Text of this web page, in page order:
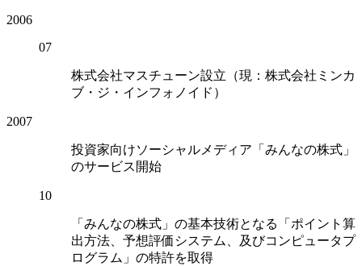
2006
07
株式会社マスチューン設立（現：株式会社ミンカ
ブ・ジ・インフォノイド）
2007
投資家向けソーシャルメディア「みんなの株式」
のサービス開始
10
「みんなの株式」の基本技術となる「ポイント算
出方法、予想評価システム、及びコンピュータプ
ログラム」の特許を取得